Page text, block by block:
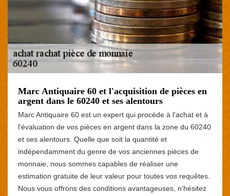
Marc Antiquaire 60 et l'acquisition de pièces en
argent dans le 60240 et ses alentours
Marc Antiquaire 60 est un expert qui procède à l'achat et à
l'évaluation de vos pièces en argent dans la zone du 60240
et ses alentours. Quelle que soit la quantité et
indépendamment du genre de vos anciennes pièces de
monnaie, nous sommes capables de réaliser une
estimation gratuite de leur valeur pour toutes vos requêtes.
Nous vous offrons des conditions avantageuses, n'hésitez